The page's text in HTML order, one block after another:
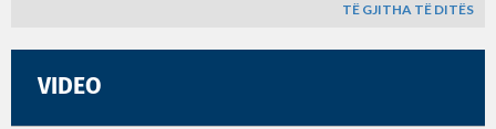
TË GJITHA TË DITËS
VIDEO